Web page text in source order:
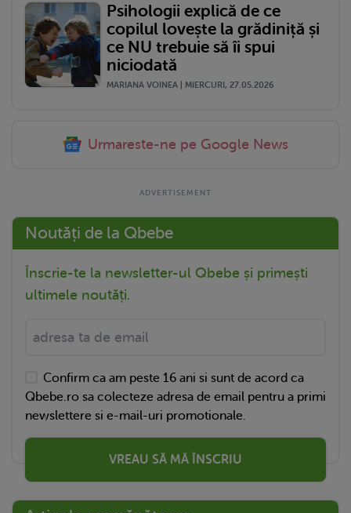
Psihologii explică de ce
copilul lovește la grădiniță și
ce NU trebuie să îi spui
niciodată
MARIANA VOINEA | MIERCURI, 27.05.2026
Urmareste-ne pe Google News
Noutăți de la Qbebe
Înscrie-te la newsletter-ul Qbebe și primești
ultimele noutăți.
Confirm ca am peste 16 ani si sunt de acord ca
Qbebe.ro sa colecteze adresa de email pentru a primi
newslettere si e-mail-uri promotionale.
VREAU SĂ MĂ ÎNSCRIU